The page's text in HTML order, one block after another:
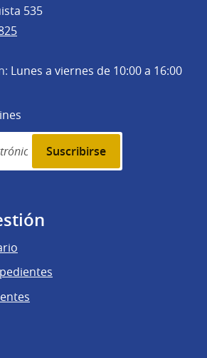
535
Lunes a viernes de 10:00 a 16:00